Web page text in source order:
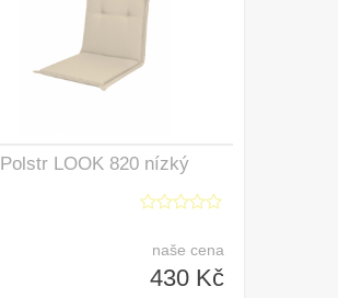
Polstr LOOK 820 nízký
naše cena
430 Kč